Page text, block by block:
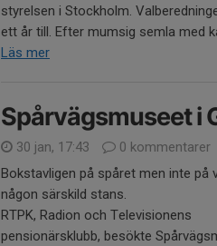
styrelsen i Stockholm.
ett år till. Efter mumsig semla med
Läs mer
Spårvägsmuseet i
30 jan, 17:43 0 kommentarer
Bokstavligen på spåret men inte på
någon särskild stans.
RTPK, Radion och Televisionens
pensionärsklubb, besökte